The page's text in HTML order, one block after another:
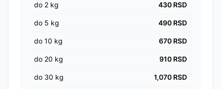
do 2 kg 430 RSD
do 5 kg 490 RSD
do 10 kg 670 RSD
do 20 kg 910 RSD
do 30 kg 1,070 RSD